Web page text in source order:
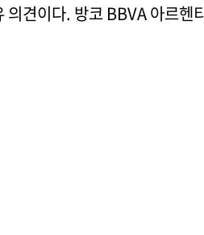
견이다. 방코 BBVA 아르헨